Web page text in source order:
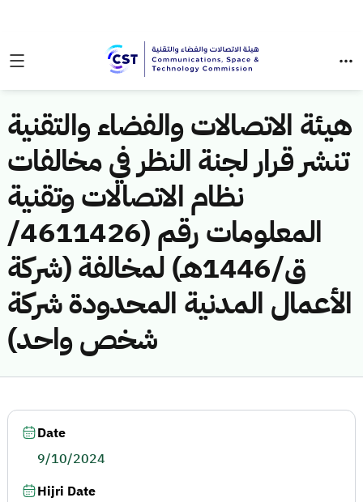
هيئة الاتصالات والفضاء والتقنية
تنشر قرار لجنة النظر في مخالفات
نظام الاتصالات وتقنية
المعلومات رقم (4611426/
ق/1446هـ) لمخالفة (شركة
الأعمال المدنية المحدودة شركة
شخص واحد)
Date
9/10/2024
Hijri Date